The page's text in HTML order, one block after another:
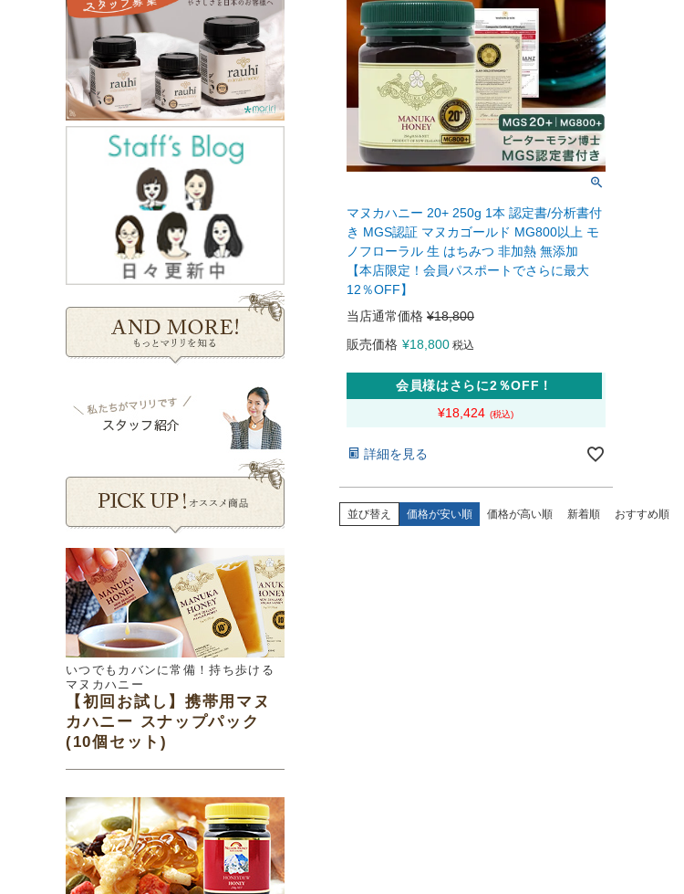
いつでもカバンに常備！持ち歩ける
マヌカハニー
【初回お試し】携帯用マヌ
カハニー スナップパック
(10個セット)
マヌカハニー 20+ 250g 1本 認定書/分析書付
き MGS認証 マヌカゴールド MG800以上 モ
ノフローラル 生 はちみつ 非加熱 無添加
【本店限定！会員パスポートでさらに最大
12％OFF】
当店通常価格 ¥18,800
販売価格 ¥18,800 税込
会員様はさらに2％OFF！
¥18,424
詳細を見る
並び替え 価格が安い順 価格が高い順 新着順 おすすめ順